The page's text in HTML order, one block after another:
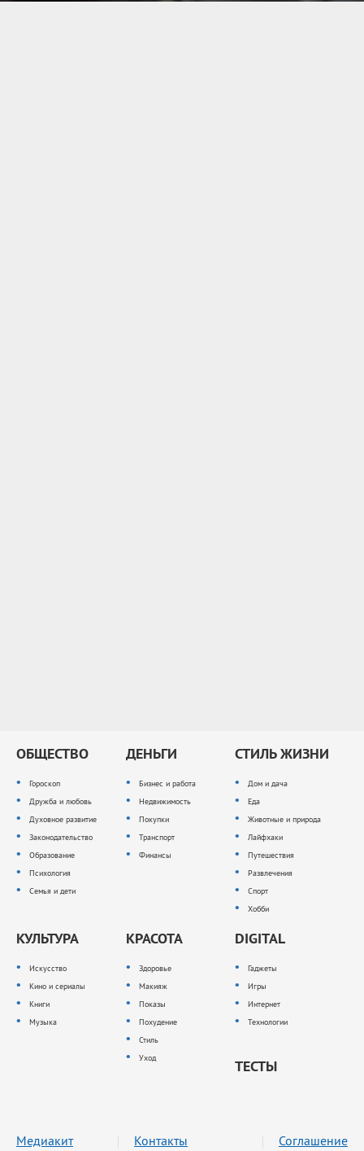
ОБЩЕСТВО
Гороскоп
Дружба и любовь
Духовное развитие
Законодательство
Образование
Психология
Семья и дети
ДЕНЬГИ
Бизнес и работа
Недвижимость
Покупки
Транспорт
Финансы
СТИЛЬ ЖИЗНИ
Дом и дача
Еда
Животные и природа
Лайфхаки
Путешествия
Развлечения
Спорт
Хобби
КУЛЬТУРА
Искусство
Кино и сериалы
Книги
Музыка
КРАСОТА
Здоровье
Макияж
Показы
Похудение
Стиль
Уход
DIGITAL
Гаджеты
Игры
Интернет
Технологии
ТЕСТЫ
Медиакит Контакты Соглашение